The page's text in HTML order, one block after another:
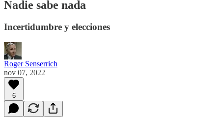
Nadie sabe nada
Incertidumbre y elecciones
Roger Senserrich
nov 07, 2022
6